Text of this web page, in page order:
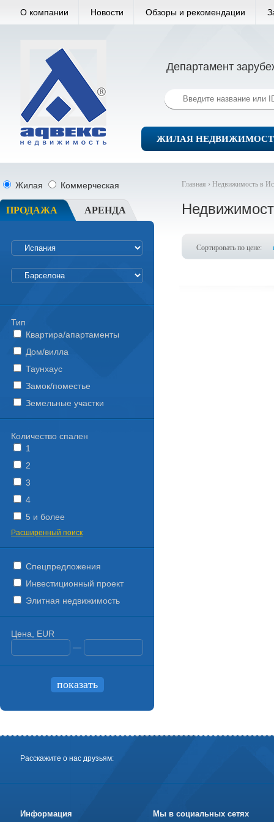
О компании Новости Обзоры и рекомендации
Департамент
ЖИЛАЯ
Главная › Недвижимость в
Сортировать по цене:
Жилая Коммерческая
ПРОДАЖА АРЕНДА
Тип
Квартира/апартаменты
Дом/вилла
Таунхаус
Замок/поместье
Земельные участки
Количество спален
1
2
3
4
5 и более
Расширенный поиск
Спецпредложения
Инвестиционный проект
Элитная недвижимость
Цена, EUR
—
Расскажите о нас друзьям:
Информация Мы в социальных сетях